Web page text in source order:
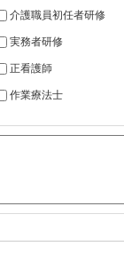
介護職員初任者研修
実務者研修
正看護師
作業療法士